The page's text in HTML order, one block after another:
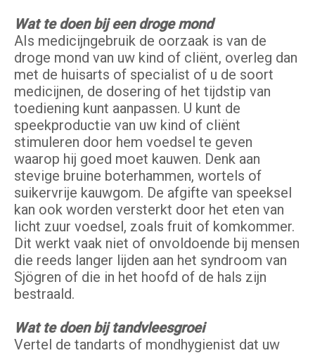
Wat te doen bij een droge mond
AIs medicijngebruik de oorzaak is van de
droge mond van uw kind of cliënt, overleg dan
met de huisarts of specialist of u de soort
medicijnen, de dosering of het tijdstip van
toediening kunt aanpassen. U kunt de
speekproductie van uw kind of cliënt
stimuleren door hem voedsel te geven
waarop hij goed moet kauwen. Denk aan
stevige bruine boterhammen, wortels of
suikervrije kauwgom. De afgifte van speeksel
kan ook worden versterkt door het eten van
licht zuur voedsel, zoals fruit of komkommer.
Dit werkt vaak niet of onvoldoende bij mensen
die reeds langer lijden aan het syndroom van
Sjögren of die in het hoofd of de hals zijn
bestraald.
Wat te doen bij tandvleesgroei
Vertel de tandarts of mondhygienist dat uw